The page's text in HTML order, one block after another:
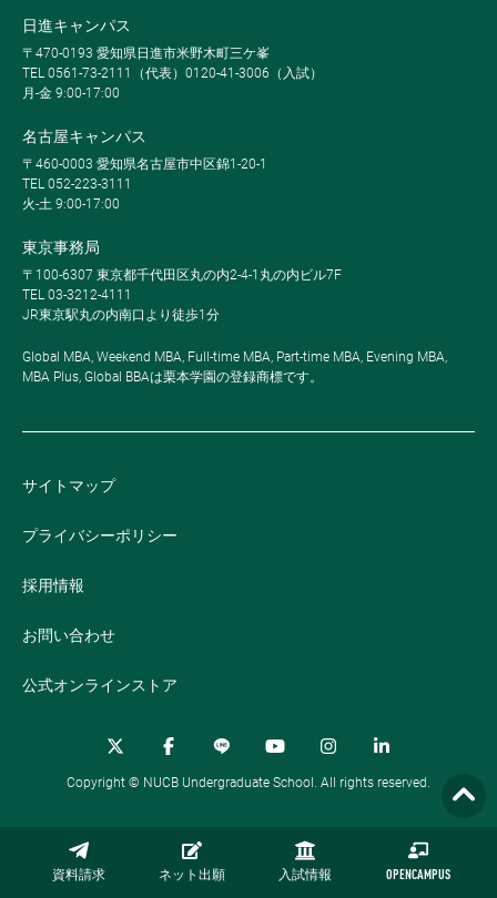
資料請求 ネット出願 入試情報 OPENCAMPUS
日進キャンパス
〒470-0193 愛知県日進市米野木町三ケ峯
TEL 0561-73-2111（代表）0120-41-3006（入試）
月-金 9:00-17:00
名古屋キャンパス
〒460-0003 愛知県名古屋市中区錦1-20-1
TEL 052-223-3111
火-土 9:00-17:00
東京事務局
〒100-6307 東京都千代田区丸の内2-4-1丸の内ビル7F
TEL 03-3212-4111
JR東京駅丸の内南口より徒歩1分
Global MBA, Weekend MBA, Full-time MBA, Part-time MBA, Evening MBA,
MBA Plus, Global BBAは栗本学園の登録商標です。
サイトマップ
プライバシーポリシー
採用情報
お問い合わせ
公式オンラインストア
Copyright © NUCB Undergraduate School. All rights reserved.